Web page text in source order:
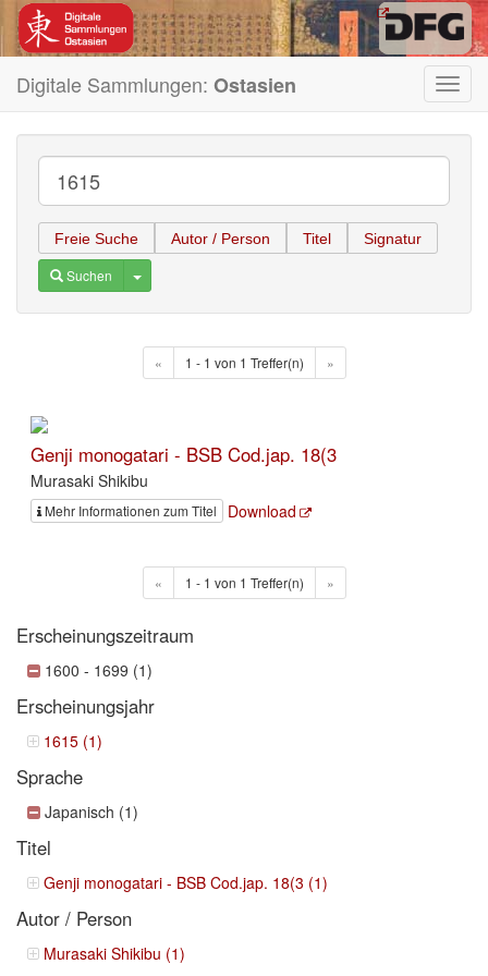
Digitale Sammlungen: Ostasien
Freie Suche Autor / Person Titel Signatur
Suchen Toggle Dropdown
« 1 - 1 von 1 Treffer(n) »
Genji monogatari - BSB Cod.jap. 18(3
Murasaki Shikibu
Mehr Informationen zum Titel Download
« 1 - 1 von 1 Treffer(n) »
Erscheinungszeitraum
1600 - 1699 (1)
Erscheinungsjahr
1615 (1)
Sprache
Japanisch (1)
Titel
Genji monogatari - BSB Cod.jap. 18(3 (1)
Autor / Person
Murasaki Shikibu (1)